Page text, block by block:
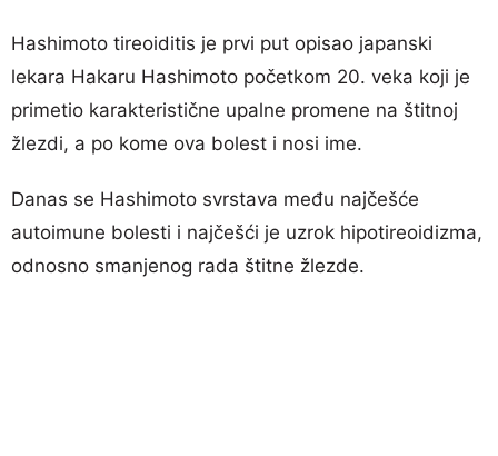
Hashimoto tireoiditis je prvi put opisao japanski
lekara Hakaru Hashimoto početkom 20. veka koji je
primetio karakteristične upalne promene na štitnoj
žlezdi, a po kome ova bolest i nosi ime.
Danas se Hashimoto svrstava među najčešće
autoimune bolesti i najčešći je uzrok hipotireoidizma,
odnosno smanjenog rada štitne žlezde.